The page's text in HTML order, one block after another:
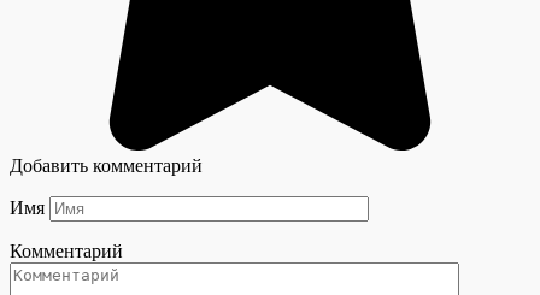
Добавить комментарий
Имя
Комментарий